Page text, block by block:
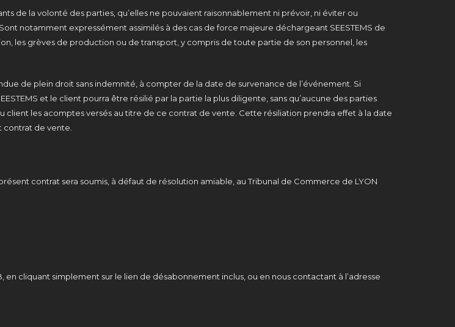
de la volonté des parties, qu’elles ne pouvaient raisonnablement ni prévoir, ni éviter ou
notamment expressément assimilés à des cas de force majeure déchargeant SEESTEMS de
les grèves de production ou de transport, y compris de toute partie de son personnel, les
de plein droit sans indemnité, à compter de la date de survenance de l’événement. Si
et le client pourra être résilié par la partie la plus diligente, sans qu’aucune des parties
client les acomptes versés au titre de ce contrat de vente. Cette résiliation prendra effet à la date
de vente.
contrat sera soumis, à défaut de résolution amiable, au Tribunal de Commerce de LYON
cliquant simplement sur le lien de désabonnement inclus, ou en nous contactant à l’adresse